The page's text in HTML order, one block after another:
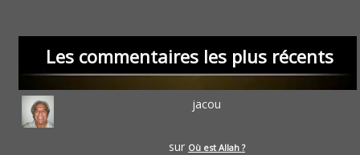
Les commentaires les plus récents
jacou
sur Où est Allah ?